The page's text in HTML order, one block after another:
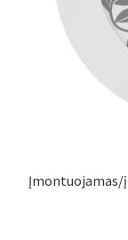
Įmontuojamas/